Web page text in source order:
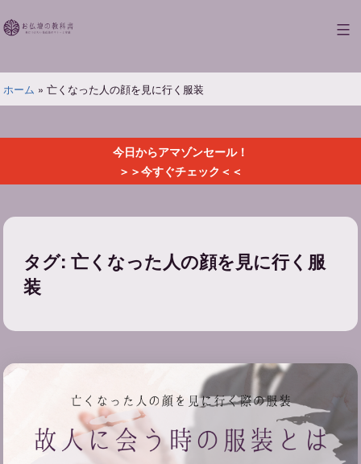
ン
ツ
へ
プ
お
壇
の
教
ホーム » 亡くなった人の顔を見に行く服装
今日からアマゾンセール！
＞＞今すぐチェック＜＜
タグ: 亡くなった人の顔を見に行く服
装